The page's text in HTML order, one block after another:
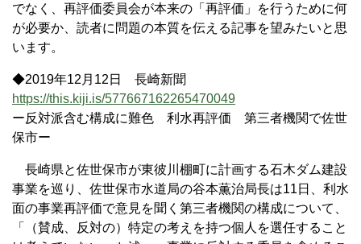
でなく、再評価委員会が本来の「再評価」を行うために何
が必要か、読者に問題の本質を伝える記事を望みたいと思
います。
◆2019年12月12日 長崎新聞
https://this.kiji.is/577667162265470049
ー反対派含む構成に難色 利水再評価 第三者機関で佐世
保市ー
長崎県と佐世保市が東彼川棚町に計画する石木ダム建設
事業を巡り、佐世保市水道局の谷本薫治局長は11日、利水
面の事業再評価で意見を聞く第三者機関の構成について、
「（賛成、反対の）特定の考えを持つ個人を選任すること